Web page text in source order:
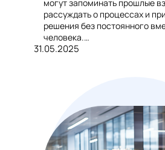
могут запоминать прошлые
рассуждать о процессах и
решения без постоянного
человека.…
31.05.2025